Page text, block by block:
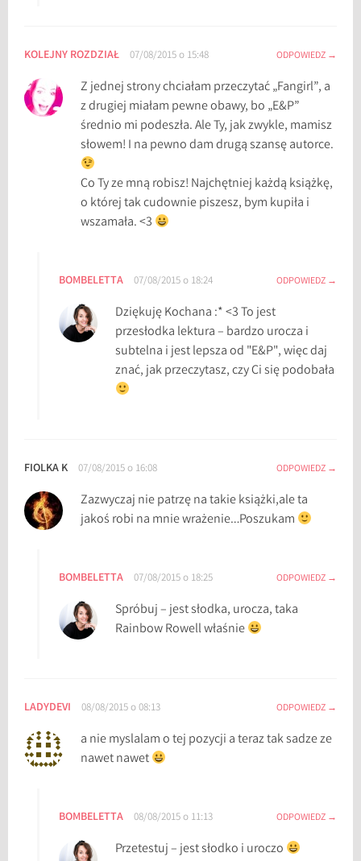
KOLEJNY ROZDZIAŁ 07/08/2015 o 15:48 ODPOWIEDZ
Z jednej strony chciałam przeczytać „Fangirl”, a
z drugiej miałam pewne obawy, bo „E&P”
średnio mi podeszła. Ale Ty, jak zwykle, mamisz
słowem! I na pewno dam drugą szansę autorce.
Co Ty ze mną robisz! Najchętniej każdą książkę,
o której tak cudownie piszesz, bym kupiła i
wszamała. <3
BOMBELETTA 07/08/2015 o 18:24 ODPOWIEDZ
Dziękuję Kochana :* <3 To jest
przesłodka lektura – bardzo urocza i
subtelna i jest lepsza od "E&P", więc daj
znać, jak przeczytasz, czy Ci się podobała
FIOLKA K 07/08/2015 o 16:08 ODPOWIEDZ
Zazwyczaj nie patrzę na takie książki,ale ta
jakoś robi na mnie wrażenie…Poszukam
BOMBELETTA 07/08/2015 o 18:25 ODPOWIEDZ
Spróbuj – jest słodka, urocza, taka
Rainbow Rowell właśnie
LADYDEVI 08/08/2015 o 08:13 ODPOWIEDZ
a nie myslalam o tej pozycji a teraz tak sadze ze
nawet nawet
BOMBELETTA 08/08/2015 o 11:13 ODPOWIEDZ
Przetestuj – jest słodko i uroczo